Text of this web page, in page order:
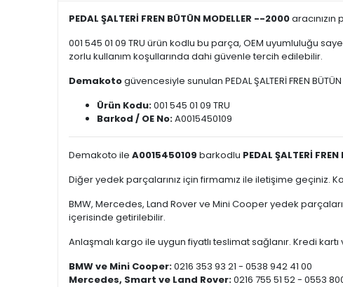
PEDAL ŞALTERİ FREN BÜTÜN MODELLER --2000
001 545 01 09 TRU ürün kodlu bu parça, OEM uyumluluğu
zorlu kullanım koşullarında dahi güvenle tercih edilebilir.
Demakotogüvencesiyle sunulan PEDAL ŞALTERİ FREN
Ürün Kodu:001 545 01 09 TRU
Barkod / OE No:A0015450109
Demakoto ile A0015450109 barkodlu PEDAL ŞALTERİ
Diğer yedek parçalarınız için firmamız ile iletişime geçiniz.
BMW, Mercedes, Land Rover ve Mini Cooper yedek
içerisinde getirilebilir.
Anlaşmalı kargo ile uygun fiyatlı teslimat sağlanır. Kredi
BMW ve Mini Cooper:0216 353 93 21 - 0538 942 41 00
Mercedes, Smart ve Land Rover:0216 755 51 52 - 0553